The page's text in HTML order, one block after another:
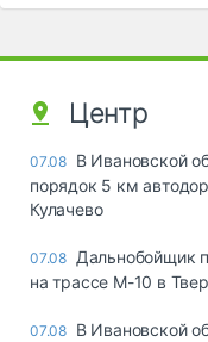
Центр
07.08 В Ивановской
порядок 5 км
Кулачево
07.08 Дальнобойщик
на трассе М-10 в
07.08 В Ивановской